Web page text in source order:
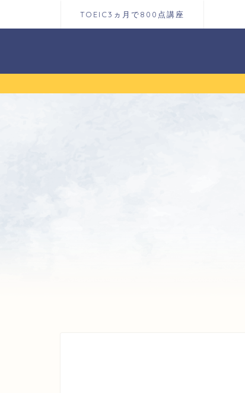
TOEIC3ヵ月で800点講座